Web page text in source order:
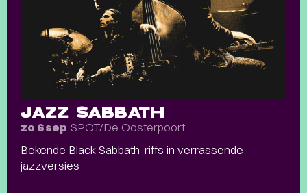
JAZZ SABBATH
zo 6 sep SPOT/De Oosterpoort
Bekende Black Sabbath-riffs in verrassende
jazzversies